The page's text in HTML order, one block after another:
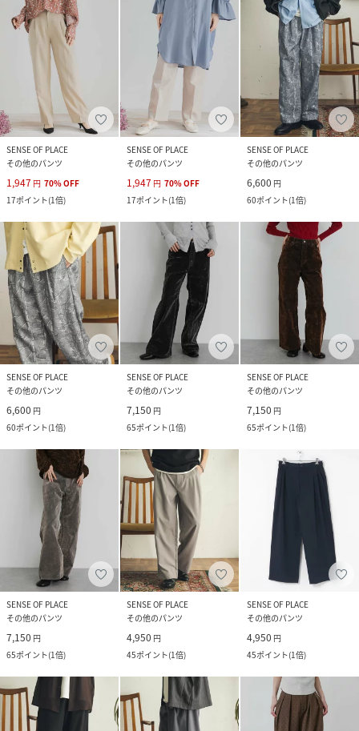
SENSE OF PLACE
その他のパンツ
1,947 円 70%OFF
17ポイント(1倍)
SENSE OF PLACE
その他のパンツ
1,947 円 70%OFF
17ポイント(1倍)
SENSE OF PLACE
その他のパンツ
6,600 円
60ポイント(1倍)
SENSE OF PLACE
その他のパンツ
6,600 円
60ポイント(1倍)
SENSE OF PLACE
その他のパンツ
7,150 円
65ポイント(1倍)
SENSE OF PLACE
その他のパンツ
7,150 円
65ポイント(1倍)
SENSE OF PLACE
その他のパンツ
7,150 円
65ポイント(1倍)
SENSE OF PLACE
その他のパンツ
4,950 円
45ポイント(1倍)
SENSE OF PLACE
その他のパンツ
4,950 円
45ポイント(1倍)